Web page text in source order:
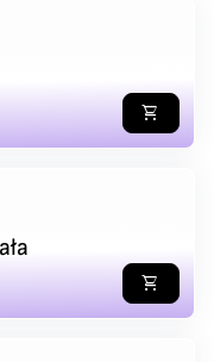
shopping_cart
shopping_cart